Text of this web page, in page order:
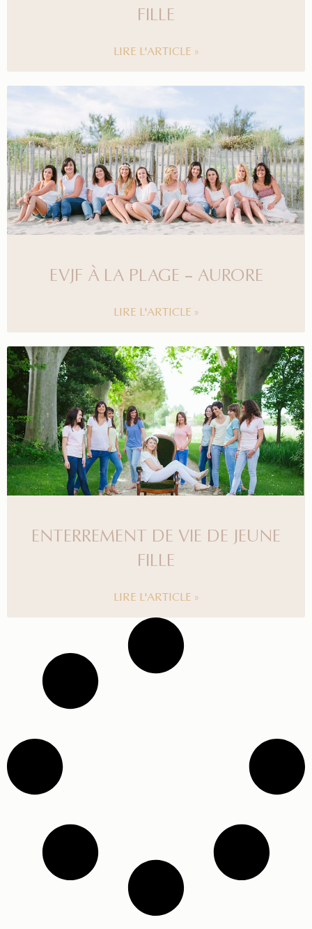
FILLE
LIRE L'ARTICLE »
EVJF À LA PLAGE – AURORE
LIRE L'ARTICLE »
ENTERREMENT DE VIE DE JEUNE
FILLE
LIRE L'ARTICLE »